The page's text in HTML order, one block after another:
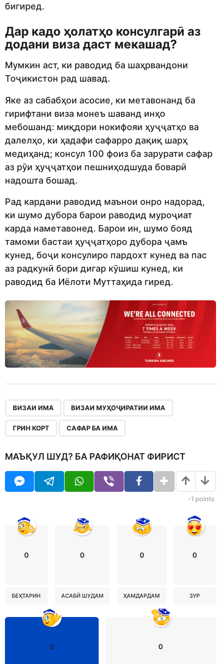
бигиред.
Дар кадо ҳолатҳо консулгарӣ аз
додани виза даст мекашад?
Мумкин аст, ки раводид ба шаҳрвандони
Тоҷикистон рад шавад.
Яке аз сабабҳои асосие, ки метавонанд ба
гирифтани виза монеъ шаванд инҳо
мебошанд: миқдори нокифояи ҳуҷҷатҳо ва
далелҳо, ки ҳадафи сафарро дақиқ шарҳ
медиҳанд; консул 100 фоиз ба зарурати сафар
аз рӯи ҳуҷҷатҳои пешниҳодшуда боварӣ
надошта бошад.
Рад кардани раводид маънои онро надорад,
ки шумо дубора барои раводид муроҷиат
карда наметавонед. Барои ин, шумо бояд
тамоми бастаи ҳуҷҷатҳоро дубора ҷамъ
кунед, боҷи консулиро пардохт кунед ва пас
аз радкунӣ бори дигар кӯшиш кунед, ки
раводид ба Иёлоти Муттаҳида гиред.
ВИЗАИ ИМА ВИЗАИ МУҲОҶИРАТИИ ИМА
ГРИН КОРТ САФАР БА ИМА
МАЪҚУЛ ШУД? БА РАФИҚОНАТ ФИРИСТ
-1 points
0
БЕҲТАРИН
0
АСАБӢ ШУДАМ
0
ҲАМДАРДАМ
0
ЗУР
2 0